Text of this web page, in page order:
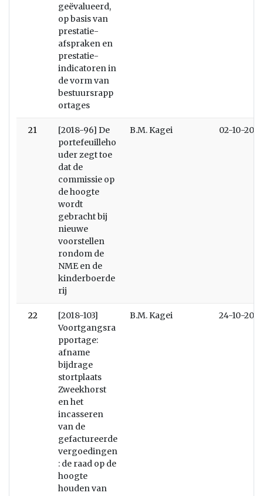
geëvalueerd,
op basis van
prestatie-
afspraken en
prestatie-
indicatoren in
de vorm van
bestuursrapp
ortages
21
[2018-96] De
portefeuilleho
uder zegt toe
dat de
commissie op
de hoogte
wordt
gebracht bij
nieuwe
voorstellen
rondom de
NME en de
kinderboerde
rij
B.M. Kagei 02-10-2018
22
[2018-103]
Voortgangsra
pportage:
afname
bijdrage
stortplaats
Zweekhorst
en het
incasseren
van de
gefactureerde
vergoedingen
: de raad op de
hoogte
houden van
B.M. Kagei 24-10-2018